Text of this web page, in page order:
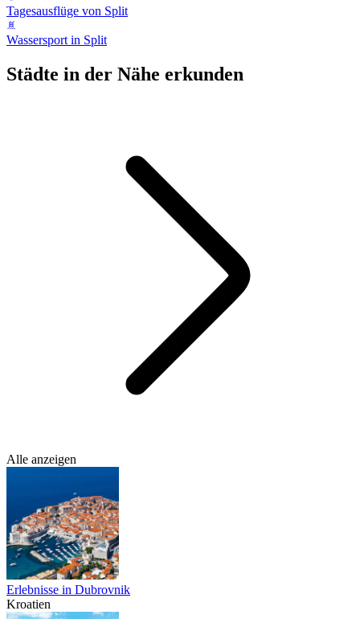
Tagesausflüge von Split
Wassersport in Split
Städte in der Nähe erkunden
Alle anzeigen
Erlebnisse in Dubrovnik
Kroatien